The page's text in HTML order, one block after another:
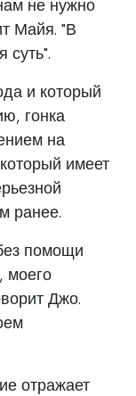
не нужно
Майя. "В
суть".
и который
гонка
на
имеет
ранее.
помощи
моего
Джо.
отражает